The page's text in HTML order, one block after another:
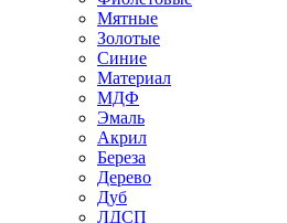
Мятные
Золотые
Синие
Материал
МДФ
Эмаль
Акрил
Береза
Дерево
Дуб
ЛДСП